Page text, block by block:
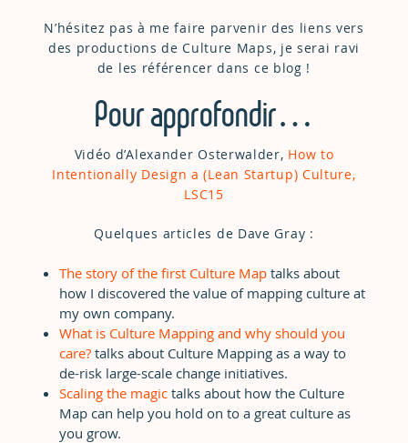
N’hésitez pas à me faire parvenir des liens vers
des productions de Culture Maps, je serai ravi
de les référencer dans ce blog !
Pour approfondir…
Vidéo d’Alexander Osterwalder, How to
Intentionally Design a (Lean Startup) Culture,
LSC15
Quelques articles de Dave Gray :
The story of the first Culture Map talks about
how I discovered the value of mapping culture at
my own company.
What is Culture Mapping and why should you
care? talks about Culture Mapping as a way to
de-risk large-scale change initiatives.
Scaling the magic talks about how the Culture
Map can help you hold on to a great culture as
you grow.